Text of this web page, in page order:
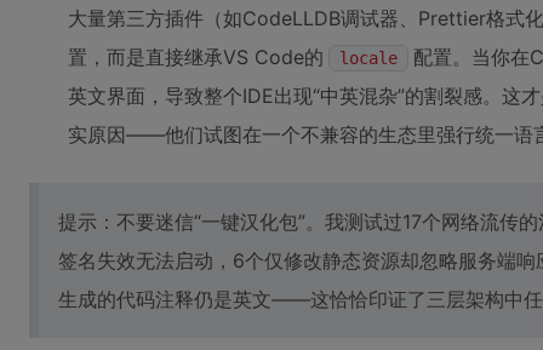
大量第三方插件（如CodeLLDB调试器、Prettier格式
置，而是直接继承VS Code的
locale
配置。当你在
英文界面，导致整个IDE出现“中英混杂”的割裂感。这
实原因——他们试图在一个不兼容的生态里强行统一语
提示：不要迷信“一键汉化包”。我测试过17个网络流传
签名失效无法启动，6个仅修改静态资源却忽略服务端
生成的代码注释仍是英文——这恰恰印证了三层架构中